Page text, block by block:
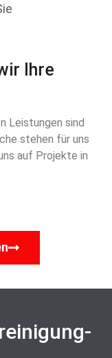
Ihre
Leistungen sind
stehen für uns
auf Projekte in